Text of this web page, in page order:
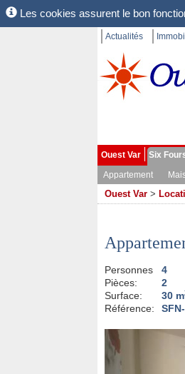
Les cookies assurent le bon
Actualités
Ouest Var Six
Appartement
Ouest Var >
Personnes
4
Pièces:
2
Surface:
30 m
Référence: